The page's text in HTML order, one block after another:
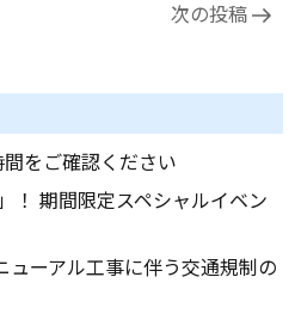
次の投稿
をご確認ください
！ 期間限定スペシャルイベン
ューアル工事に伴う交通規制の